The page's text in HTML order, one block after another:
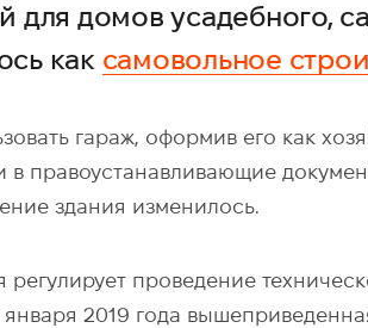
для домов усадебного,
как самовольное
гараж, оформив его как
в правоустанавливающие
здания изменилось.
регулирует проведение
2019 года